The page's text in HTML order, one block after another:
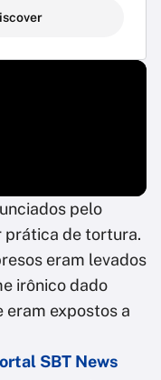
pelo
prática de tortura.
eram levados
irônico dado
eram expostos a
SBT News